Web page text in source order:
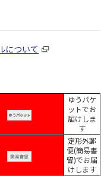
について
ゆうパケ
ットでお
届けしま
す
定形外郵
便(簡易書
留)でお届
けします